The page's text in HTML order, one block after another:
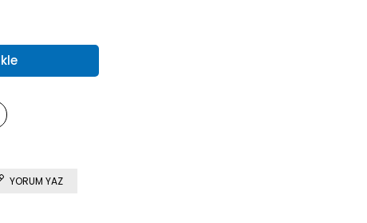
YORUM YAZ